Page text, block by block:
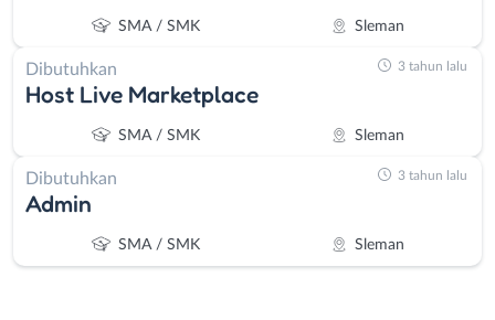
SMA / SMK Sleman
Dibutuhkan
Host Live Marketplace
SMA / SMK Sleman
3 tahun lalu
Dibutuhkan
Admin
SMA / SMK Sleman
3 tahun lalu